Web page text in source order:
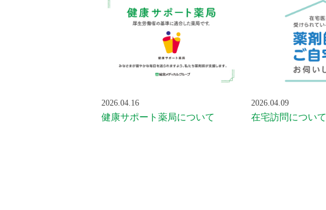
2026.04.16
健康サポート薬局について
2026.04.09
在宅訪問について